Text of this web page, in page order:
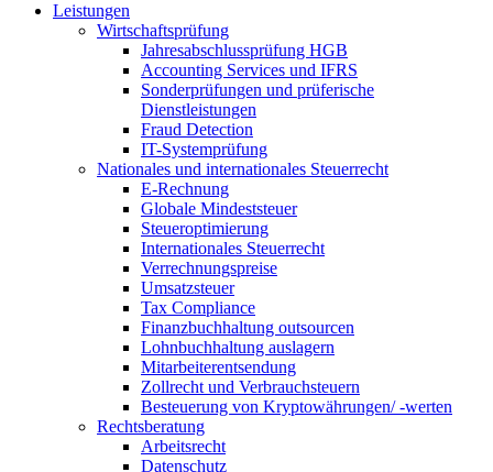
Leistungen
Wirtschaftsprüfung
Jahresabschlussprüfung HGB
Accounting Services und IFRS
Sonderprüfungen und prüferische
Dienstleistungen
Fraud Detection
IT-Systemprüfung
Nationales und internationales Steuerrecht
E-Rechnung
Globale Mindeststeuer
Steueroptimierung
Internationales Steuerrecht
Verrechnungspreise
Umsatzsteuer
Tax Compliance
Finanzbuchhaltung outsourcen
Lohnbuchhaltung auslagern
Mitarbeiterentsendung
Zollrecht und Verbrauchsteuern
Besteuerung von Kryptowährungen/ -werten
Rechtsberatung
Arbeitsrecht
Datenschutz